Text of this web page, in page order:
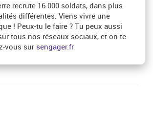
recrute 16 000 soldats, dans plus
différentes. Viens vivre une
! Peux-tu le faire ? Tu peux aussi
tous nos réseaux sociaux, et on te
vous sur sengager.fr